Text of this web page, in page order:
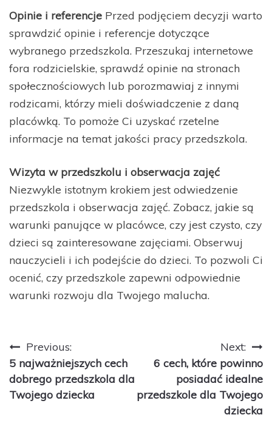
Opinie i referencje Przed podjęciem decyzji warto
sprawdzić opinie i referencje dotyczące
wybranego przedszkola. Przeszukaj internetowe
fora rodzicielskie, sprawdź opinie na stronach
społecznościowych lub porozmawiaj z innymi
rodzicami, którzy mieli doświadczenie z daną
placówką. To pomoże Ci uzyskać rzetelne
informacje na temat jakości pracy przedszkola.
Wizyta w przedszkolu i obserwacja zajęć
Niezwykle istotnym krokiem jest odwiedzenie
przedszkola i obserwacja zajęć. Zobacz, jakie są
warunki panujące w placówce, czy jest czysto, czy
dzieci są zainteresowane zajęciami. Obserwuj
nauczycieli i ich podejście do dzieci. To pozwoli Ci
ocenić, czy przedszkole zapewni odpowiednie
warunki rozwoju dla Twojego malucha.
Nawigacja
wpisu
Previous:
5 najważniejszych cech
dobrego przedszkola dla
Twojego dziecka
Next:
6 cech, które powinno
posiadać idealne
przedszkole dla Twojego
dziecka